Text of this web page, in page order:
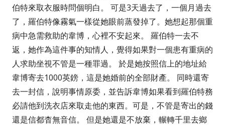
伯特來取衣服時問個明白。 可是3天過去了，一個月過去
了，羅伯特像霧氣一樣從她眼前蒸發掉了。她想起那個重
病中急需救助的韋博，心裡不安起來。 羅伯特一去不
返，她作為這件事的知情人，覺得如果對一個患有重病的
人求助坐視不管是一種罪過。 於是她按照信上的地址給
韋博寄去1000英鎊，這是她婚前的全部財產。 同時還寄
去一封信，說明事情原委，並告訴韋博如果看到羅伯特務
必請他到洗衣店來取走他的東西。可是，不管是寄出的錢
還是信都杳無音信。 但是她還是不放棄，輾轉千里去鄉